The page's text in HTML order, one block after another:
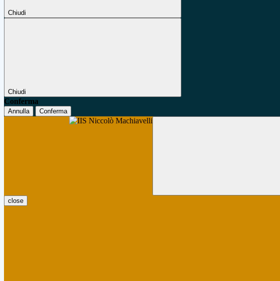
Chiudi
Chiudi
Conferma
Annulla Conferma
close